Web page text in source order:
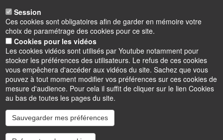
Informations
InstagramLinkedInYoutube
Session
Ces cookies sont obligatoires afin de garder en mémoire votre
choix de paramétrage des cookies pour ce site.
Cookies pour les vidéos
Les cookies vidéos sont utilisés par Youtube notamment pour
stocker les préférences des utilisateurs. Le refus de ces cookies
vous empêchera d'accéder aux vidéos du site. Sachez que vous
pouvez à tout moment modifier vos préférences sur ces cookies de
mesure d'audience. Pour cela il suffit de cliquer sur le lien Cookies
au bas de toutes les pages du site.
Sauvegarder mes préférences